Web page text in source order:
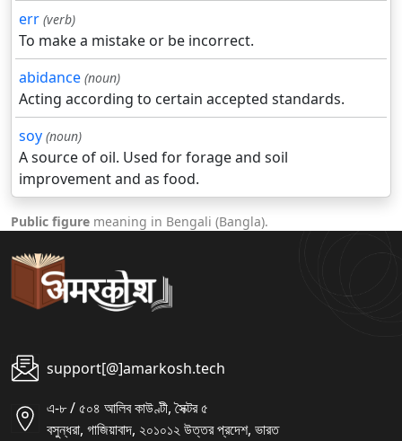
err (verb)
To make a mistake or be incorrect.
abidance (noun)
Acting according to certain accepted standards.
soy (noun)
A source of oil. Used for forage and soil
improvement and as food.
Public figure meaning in Bengali (Bangla).
support[@]amarkosh.tech
এ-৮ / ৫০৪ আলিব কাউণ্টী, সৈক্টর ৫
বসুন্ধরা, গাজিয়াবাদ, ২০১০১২ উত্তর প্রদেশ, ভারত